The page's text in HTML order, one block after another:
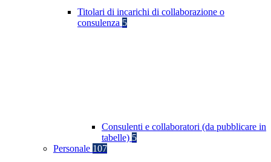
Titolari di incarichi di collaborazione o
consulenza 5
Consulenti e collaboratori (da pubblicare in
tabelle) 5
Personale 107